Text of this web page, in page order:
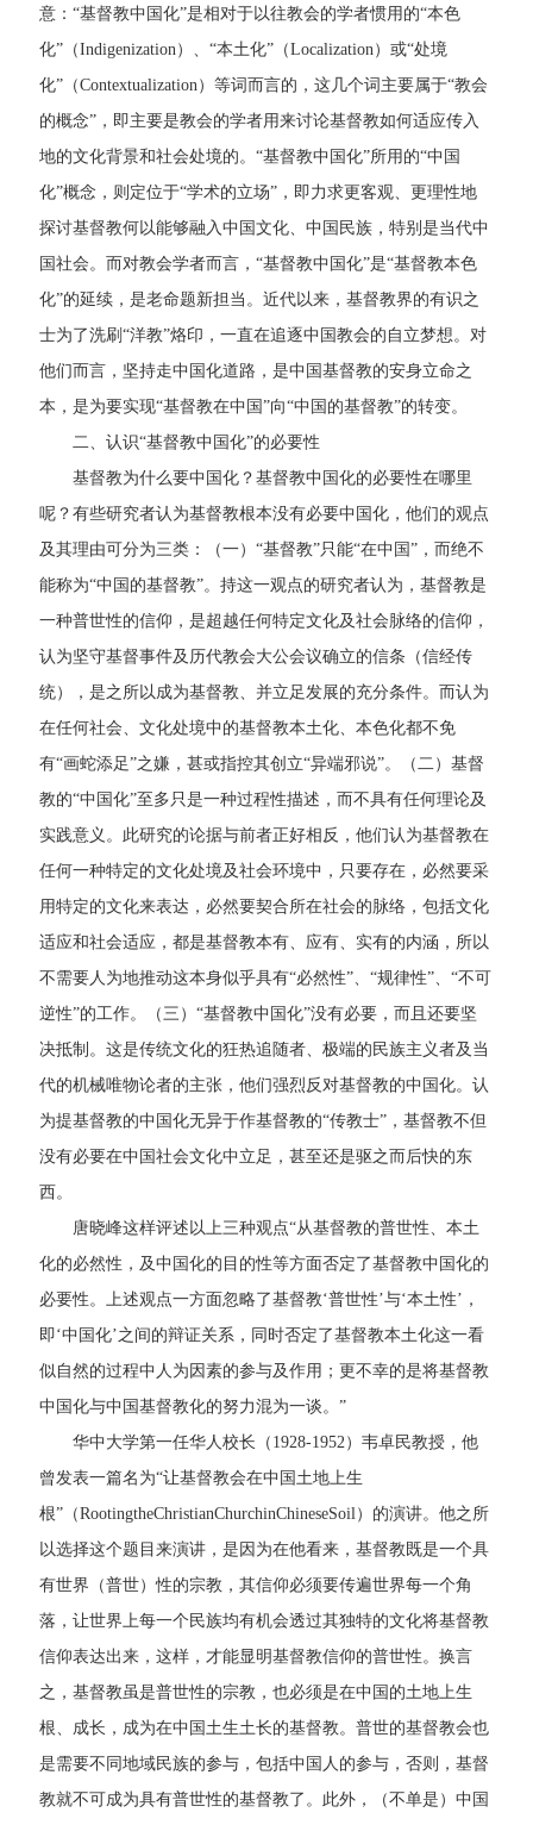
意：“基督教中国化”是相对于以往教会的学者惯用的“本色
化”（Indigenization）、“本土化”（Localization）或“处境
化”（Contextualization）等词而言的，这几个词主要属于“教会
的概念”，即主要是教会的学者用来讨论基督教如何适应传入
地的文化背景和社会处境的。“基督教中国化”所用的“中国
化”概念，则定位于“学术的立场”，即力求更客观、更理性地
探讨基督教何以能够融入中国文化、中国民族，特别是当代中
国社会。而对教会学者而言，“基督教中国化”是“基督教本色
化”的延续，是老命题新担当。近代以来，基督教界的有识之
士为了洗刷“洋教”烙印，一直在追逐中国教会的自立梦想。对
他们而言，坚持走中国化道路，是中国基督教的安身立命之
本，是为要实现“基督教在中国”向“中国的基督教”的转变。
二、认识“基督教中国化”的必要性
基督教为什么要中国化？基督教中国化的必要性在哪里
呢？有些研究者认为基督教根本没有必要中国化，他们的观点
及其理由可分为三类：（一）“基督教”只能“在中国”，而绝不
能称为“中国的基督教”。持这一观点的研究者认为，基督教是
一种普世性的信仰，是超越任何特定文化及社会脉络的信仰，
认为坚守基督事件及历代教会大公会议确立的信条（信经传
统），是之所以成为基督教、并立足发展的充分条件。而认为
在任何社会、文化处境中的基督教本土化、本色化都不免
有“画蛇添足”之嫌，甚或指控其创立“异端邪说”。（二）基督
教的“中国化”至多只是一种过程性描述，而不具有任何理论及
实践意义。此研究的论据与前者正好相反，他们认为基督教在
任何一种特定的文化处境及社会环境中，只要存在，必然要采
用特定的文化来表达，必然要契合所在社会的脉络，包括文化
适应和社会适应，都是基督教本有、应有、实有的内涵，所以
不需要人为地推动这本身似乎具有“必然性”、“规律性”、“不可
逆性”的工作。（三）“基督教中国化”没有必要，而且还要坚
决抵制。这是传统文化的狂热追随者、极端的民族主义者及当
代的机械唯物论者的主张，他们强烈反对基督教的中国化。认
为提基督教的中国化无异于作基督教的“传教士”，基督教不但
没有必要在中国社会文化中立足，甚至还是驱之而后快的东
西。
唐晓峰这样评述以上三种观点“从基督教的普世性、本土
化的必然性，及中国化的目的性等方面否定了基督教中国化的
必要性。上述观点一方面忽略了基督教‘普世性’与‘本土性’，
即‘中国化’之间的辩证关系，同时否定了基督教本土化这一看
似自然的过程中人为因素的参与及作用；更不幸的是将基督教
中国化与中国基督教化的努力混为一谈。”
华中大学第一任华人校长（1928-1952）韦卓民教授，他
曾发表一篇名为“让基督教会在中国土地上生
根”（RootingtheChristianChurchinChineseSoil）的演讲。他之所
以选择这个题目来演讲，是因为在他看来，基督教既是一个具
有世界（普世）性的宗教，其信仰必须要传遍世界每一个角
落，让世界上每一个民族均有机会透过其独特的文化将基督教
信仰表达出来，这样，才能显明基督教信仰的普世性。换言
之，基督教虽是普世性的宗教，也必须是在中国的土地上生
根、成长，成为在中国土生土长的基督教。普世的基督教会也
是需要不同地域民族的参与，包括中国人的参与，否则，基督
教就不可成为具有普世性的基督教了。此外，（不单是）中国